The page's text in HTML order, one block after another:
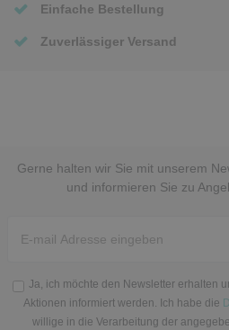
Einfache Bestellung
Zuverlässiger Versand
Gerne halten wir Sie mit unserem
und informieren Sie zu
Honig
Ja, ich möchte den Newsletter erhalten
Aktionen informiert werden. Ich habe die
willige in die Verarbeitung der